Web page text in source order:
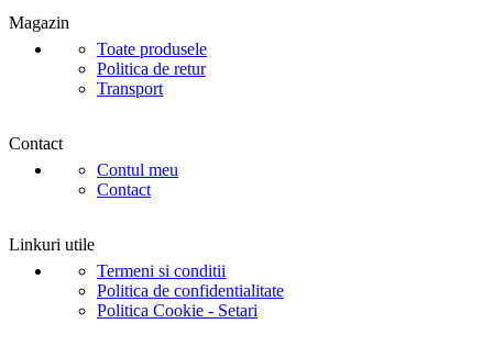
Magazin
Toate produsele
Politica de retur
Transport
Contact
Contul meu
Contact
Linkuri utile
Termeni si conditii
Politica de confidentialitate
Politica Cookie - Setari